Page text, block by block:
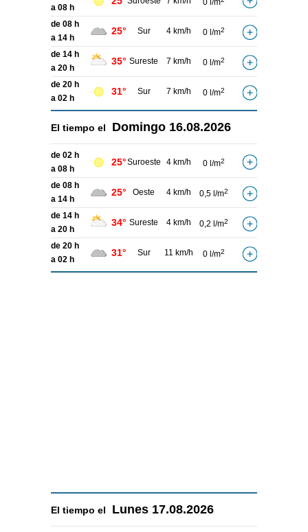
a 08 h
0 l/m
de 08 h
a 14 h
25° Sur 4 km/h 0 l/m2
de 14 h
a 20 h
35° Sureste 7 km/h 0 l/m2
de 20 h
a 02 h
31° Sur 7 km/h 0 l/m2
El tiempo el Domingo 16.08.2026
de 02 h
a 08 h
25°Suroeste 4 km/h 0 l/m2
de 08 h
a 14 h
25° Oeste 4 km/h 0,5 l/m2
de 14 h
a 20 h
34° Sureste 4 km/h 0,2 l/m2
de 20 h
a 02 h
31° Sur 11 km/h 0 l/m2
El tiempo el Lunes 17.08.2026